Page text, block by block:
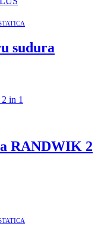
sudura
RANDWIK 2